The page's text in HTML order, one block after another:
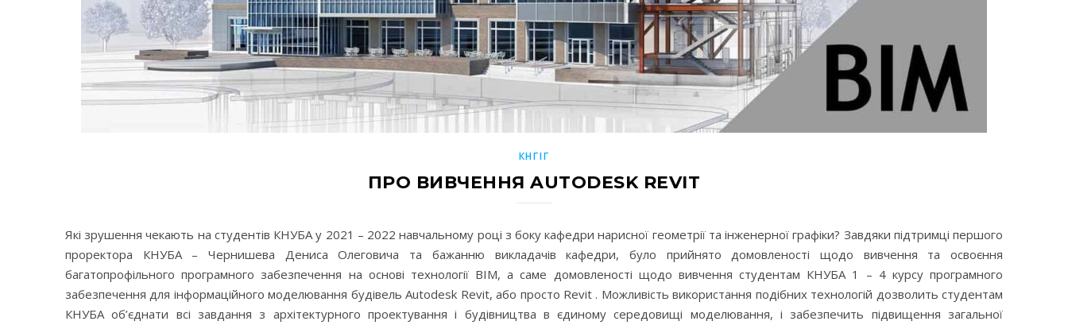
КНГІГ
ПРО ВИВЧЕННЯ AUTODESK REVIT
Які зрушення чекають на студентів КНУБА у 2021 – 2022 навчальному році з боку кафедри нарисної геометрії та інженерної графіки? Завдяки підтримці першого
проректора КНУБА – Чернишева Дениса Олеговича та бажанню викладачів кафедри, було прийнято домовленості щодо вивчення та освоєння
багатопрофільного програмного забезпечення на основі технології BIM, а саме домовленості щодо вивчення студентам КНУБА 1 – 4 курсу програмного
забезпечення для інформаційного моделювання будівель Autodesk Revit, або просто Revit . Можливість використання подібних технологій дозволить студентам
КНУБА об’єднати всі завдання з архітектурного проектування і будівництва в єдиному середовищі моделювання, і забезпечить підвищення загальної